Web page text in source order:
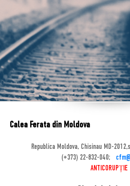
Calea Ferata din Moldova
Republica Moldova, Chisinau MD-
(+373) 22-832-040;
ANTICORUPȚIE